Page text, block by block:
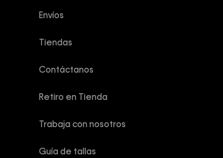
Envíos
Tiendas
Contáctanos
Retiro en Tienda
Trabaja con nosotros
Guía de tallas